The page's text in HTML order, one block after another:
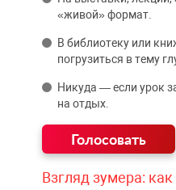
«живой» формат.
В библиотеку или
погрузиться в тему
Никуда — если урок
на отдых.
Взгляд зумера: